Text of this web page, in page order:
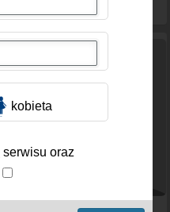
kobieta
serwisu oraz